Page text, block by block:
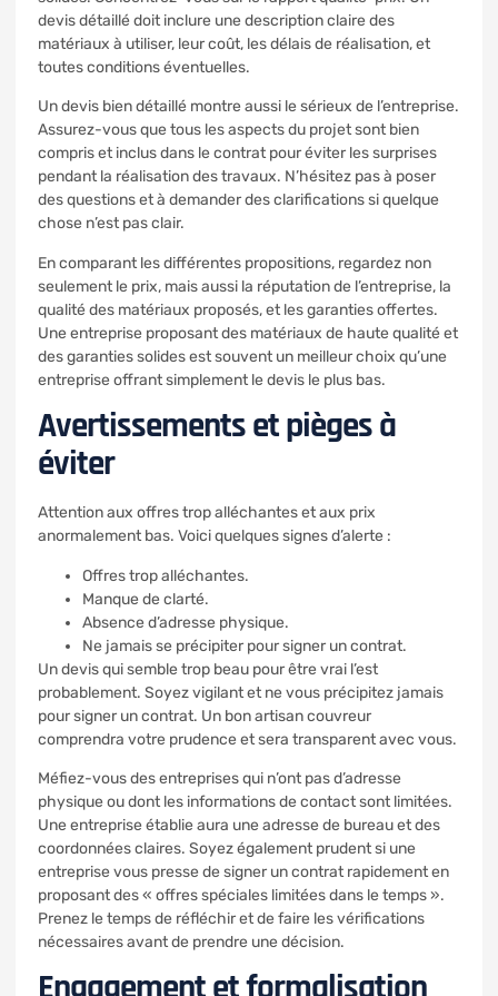
devis détaillé doit inclure une description claire des
matériaux à utiliser, leur coût, les délais de réalisation, et
toutes conditions éventuelles.
Un devis bien détaillé montre aussi le sérieux de l’entreprise.
Assurez-vous que tous les aspects du projet sont bien
compris et inclus dans le contrat pour éviter les surprises
pendant la réalisation des travaux. N’hésitez pas à poser
des questions et à demander des clarifications si quelque
chose n’est pas clair.
En comparant les différentes propositions, regardez non
seulement le prix, mais aussi la réputation de l’entreprise, la
qualité des matériaux proposés, et les garanties offertes.
Une entreprise proposant des matériaux de haute qualité et
des garanties solides est souvent un meilleur choix qu’une
entreprise offrant simplement le devis le plus bas.
Avertissements et pièges à
éviter
Attention aux offres trop alléchantes et aux prix
anormalement bas. Voici quelques signes d’alerte :
Offres trop alléchantes.
Manque de clarté.
Absence d’adresse physique.
Ne jamais se précipiter pour signer un contrat.
Un devis qui semble trop beau pour être vrai l’est
probablement. Soyez vigilant et ne vous précipitez jamais
pour signer un contrat. Un bon artisan couvreur
comprendra votre prudence et sera transparent avec vous.
Méfiez-vous des entreprises qui n’ont pas d’adresse
physique ou dont les informations de contact sont limitées.
Une entreprise établie aura une adresse de bureau et des
coordonnées claires. Soyez également prudent si une
entreprise vous presse de signer un contrat rapidement en
proposant des « offres spéciales limitées dans le temps ».
Prenez le temps de réfléchir et de faire les vérifications
nécessaires avant de prendre une décision.